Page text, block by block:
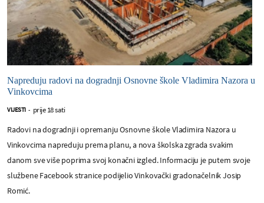
Napreduju radovi na dogradnji Osnovne škole Vladimira Nazora u
Vinkovcima
VIJESTI - prije 18 sati
Radovi na dogradnji i opremanju Osnovne škole Vladimira Nazora u
Vinkovcima napreduju prema planu, a nova školska zgrada svakim
danom sve više poprima svoj konačni izgled. Informaciju je putem svoje
službene Facebook stranice podijelio Vinkovački gradonačelnik Josip
Romić.